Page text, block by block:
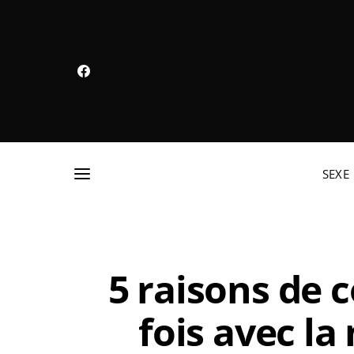
SEXE
5 raisons de
fois avec la